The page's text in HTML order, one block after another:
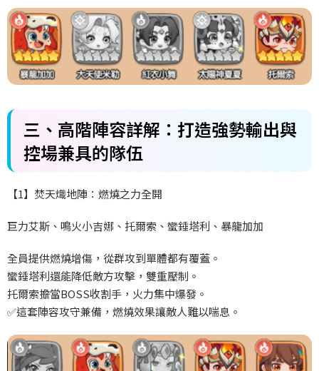
三、高階陣容詳解：打造強勢輸出與
控場兼具的隊伍
【1】焚天熾地陣：燃燒之力全開
巨力艾斯、鳴火小吉娜、托爾索、蠻錘塔利、暴龍加加
全員提供燃燒增傷，從群攻到單體都有覆蓋。
蠻錘塔利還能降低敵方攻擊，雙重壓制。
托爾索擔當BOSS收割手，火力集中爆發。
✅這套陣容攻守兼備，燃燒效果讓敵人難以喘息。